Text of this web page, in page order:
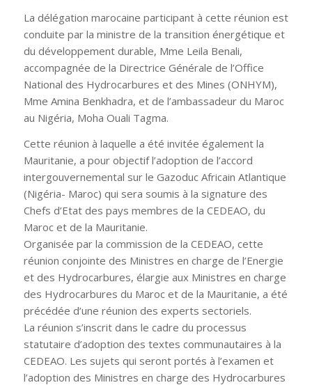
La délégation marocaine participant à cette réunion est
conduite par la ministre de la transition énergétique et
du développement durable, Mme Leila Benali,
accompagnée de la Directrice Générale de l’Office
National des Hydrocarbures et des Mines (ONHYM),
Mme Amina Benkhadra, et de l’ambassadeur du Maroc
au Nigéria, Moha Ouali Tagma.
Cette réunion à laquelle a été invitée également la
Mauritanie, a pour objectif l’adoption de l’accord
intergouvernemental sur le Gazoduc Africain Atlantique
(Nigéria- Maroc) qui sera soumis à la signature des
Chefs d’Etat des pays membres de la CEDEAO, du
Maroc et de la Mauritanie.
Organisée par la commission de la CEDEAO, cette
réunion conjointe des Ministres en charge de l’Energie
et des Hydrocarbures, élargie aux Ministres en charge
des Hydrocarbures du Maroc et de la Mauritanie, a été
précédée d’une réunion des experts sectoriels.
La réunion s’inscrit dans le cadre du processus
statutaire d’adoption des textes communautaires à la
CEDEAO. Les sujets qui seront portés à l’examen et
l’adoption des Ministres en charge des Hydrocarbures